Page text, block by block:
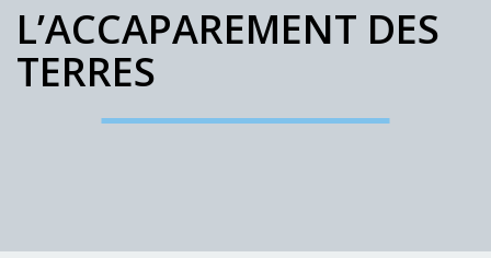
L’ACCAPAREMENT DES
TERRES